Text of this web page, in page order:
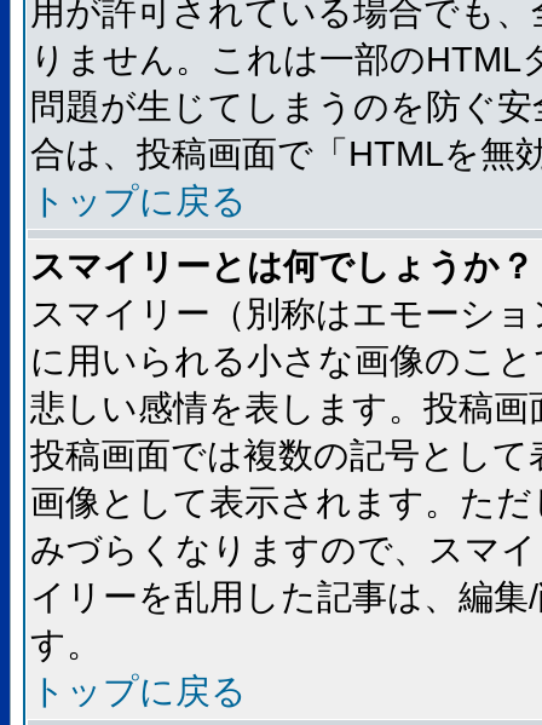
用が許可されている場合でも
りません。これは一部の
問題が生じてしまうのを防ぐ
合は、投稿画面で「HTMLを無
トップに戻る
スマイリーとは何でしょうか？
スマイリー（別称はエモーシ
に用いられる小さな画像のこ
悲しい感情を表します。投稿
投稿画面では複数の記号とし
画像として表示されます。た
みづらくなりますので、スマ
イリーを乱用した記事は、編
す。
トップに戻る